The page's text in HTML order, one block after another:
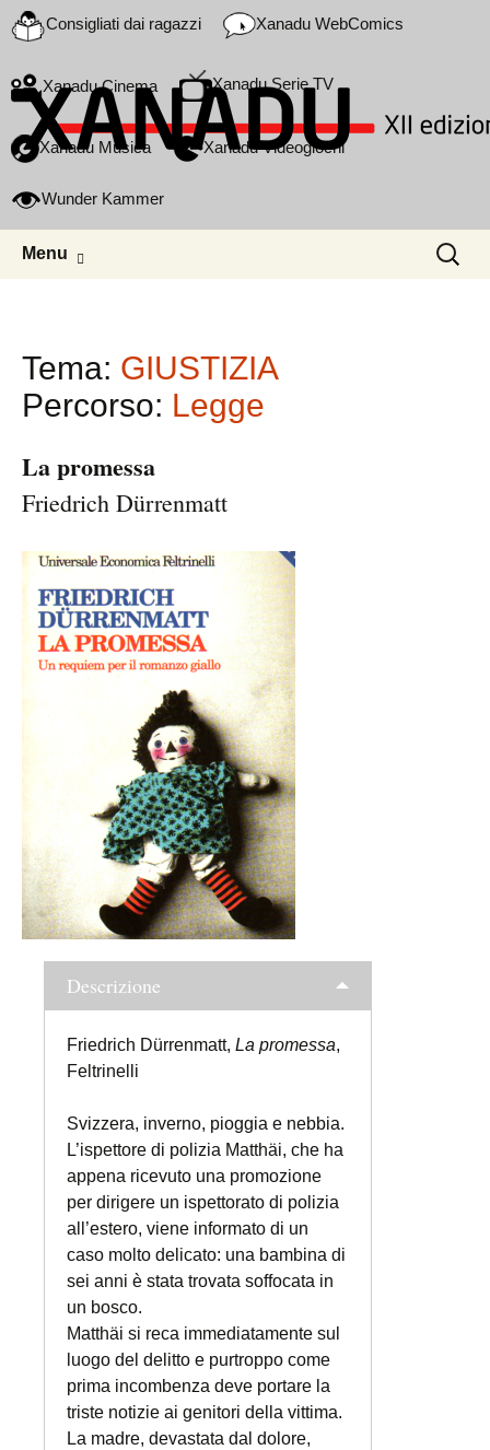
Consigliati dai ragazzi Xanadu WebComics
Xanadu Cinema Xanadu Serie TV
Xanadu Musica Xanadu Videogiochi
Wunder Kammer
Menu
Ricerca
per:
Tema: GIUSTIZIA
Percorso: Legge
La promessa
Friedrich Dürrenmatt
Descrizione
Friedrich Dürrenmatt, La promessa,
Feltrinelli
Svizzera, inverno, pioggia e nebbia.
L’ispettore di polizia Matthäi, che ha
appena ricevuto una promozione
per dirigere un ispettorato di polizia
all’estero, viene informato di un
caso molto delicato: una bambina di
sei anni è stata trovata soffocata in
un bosco.
Matthäi si reca immediatamente sul
luogo del delitto e purtroppo come
prima incombenza deve portare la
triste notizie ai genitori della vittima.
La madre, devastata dal dolore,